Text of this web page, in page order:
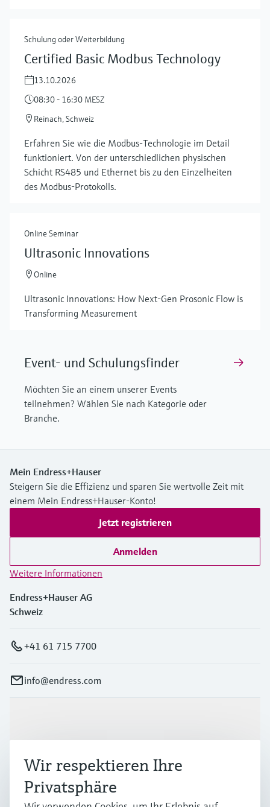
mehr zeigen
Schulung oder Weiterbildung
Certified Basic Modbus Technology
13.10.2026
08:30 - 16:30 MESZ
Reinach, Schweiz
Erfahren Sie wie die Modbus-Technologie im Detail
funktioniert. Von der unterschiedlichen physischen
Schicht RS485 und Ethernet bis zu den Einzelheiten
des Modbus-Protokolls.
Online Seminar
Ultrasonic Innovations
Online
Ultrasonic Innovations: How Next-Gen Prosonic Flow is
Transforming Measurement
Event- und Schulungsfinder
Möchten Sie an einem unserer Events
teilnehmen? Wählen Sie nach Kategorie oder
Branche.
Mein Endress+Hauser
Steigern Sie die Effizienz und sparen Sie wertvolle Zeit mit
einem Mein Endress+Hauser-Konto!
Jetzt registrieren
Anmelden
Weitere Informationen
Endress+Hauser AG
Schweiz
+41 61 715 7700
info@endress.com
Branchen
Wir respektieren Ihre
Privatsphäre